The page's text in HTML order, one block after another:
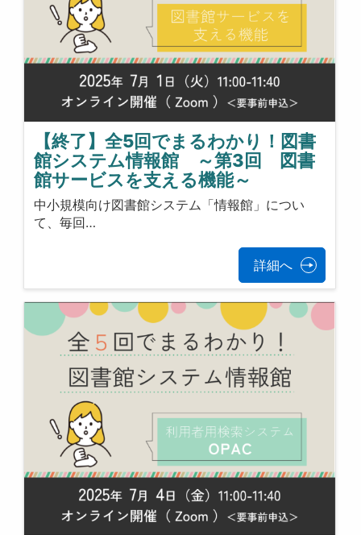
【終了】全5回でまるわかり！図書
館システム情報館 ～第3回 図書
館サービスを支える機能～
中小規模向け図書館システム「情報館」につい
て、毎回…
詳細へ